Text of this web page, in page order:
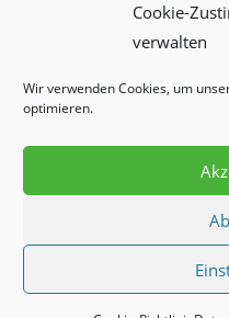
Cookie-
verwalten
Wir verwenden Cookies, um
optimieren.
BIC HEISDE66XXX
Newsletter:
Indem Sie